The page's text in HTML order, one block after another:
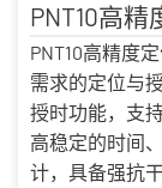
PNT10高
PNT10高精度
需求的定位与
授时功能，支
高稳定的时间
计，具备强抗